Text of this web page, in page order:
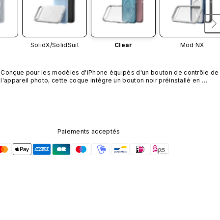
SolidX/SolidSuit Clear Mod NX
Conçue pour les modèles d'iPhone équipés d'un bouton de contrôle de
l'appareil photo, cette coque intègre un bouton noir préinstallé en
Paiements acceptés